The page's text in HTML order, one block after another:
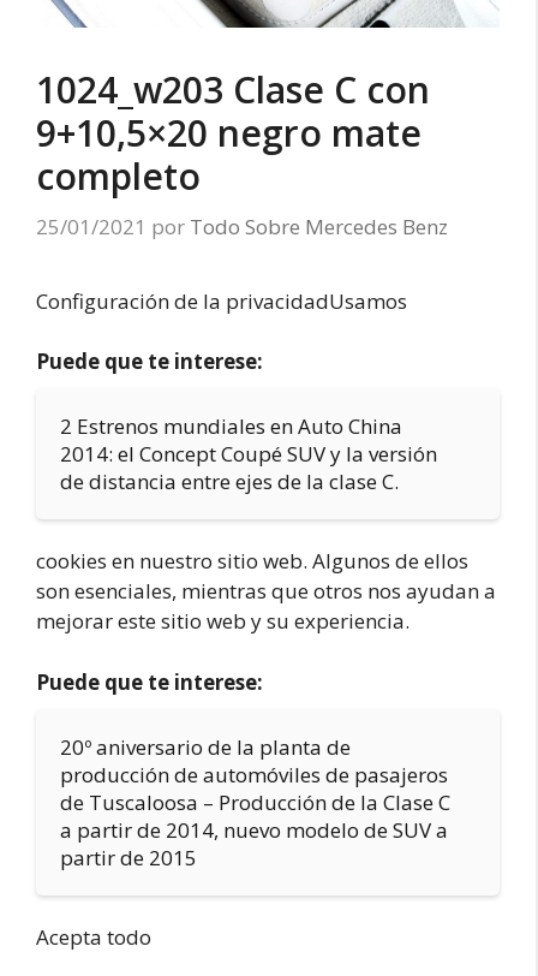
1024_w203 Clase C con
9+10,5×20 negro mate
completo
25/01/2021 por Todo Sobre Mercedes Benz
Configuración de la privacidadUsamos
Puede que te interese:
2 Estrenos mundiales en Auto China
2014: el Concept Coupé SUV y la versión
de distancia entre ejes de la clase C.
cookies en nuestro sitio web. Algunos de ellos
son esenciales, mientras que otros nos ayudan a
mejorar este sitio web y su experiencia.
Puede que te interese:
20º aniversario de la planta de
producción de automóviles de pasajeros
de Tuscaloosa – Producción de la Clase C
a partir de 2014, nuevo modelo de SUV a
partir de 2015
Acepta todo